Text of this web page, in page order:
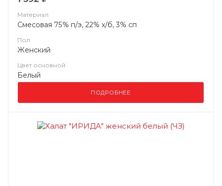
Материал
Смесовая 75% п/э, 22% х/б, 3% сп
Пол
Женский
Цвет основной
Белый
ПОДРОБНЕЕ